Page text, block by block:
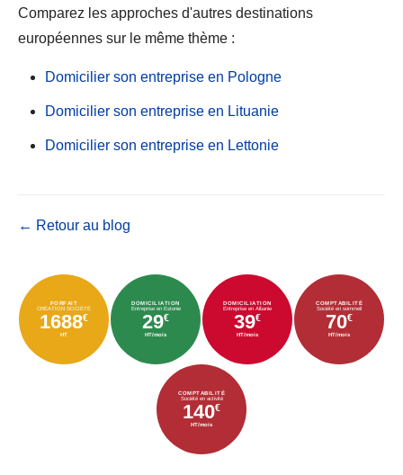
Comparez les approches d'autres destinations
européennes sur le même thème :
Domicilier son entreprise en Pologne
Domicilier son entreprise en Lituanie
Domicilier son entreprise en Lettonie
← Retour au blog
FORFAIT
CRÉATION SOCIÉTÉ
1688€
HT
DOMICILIATION
Entreprise en Estonie
29€
HT/mois
DOMICILIATION
Entreprise en Albanie
39€
HT/mois
COMPTABILITÉ
Société en sommeil
70€
HT/mois
COMPTABILITÉ
Société en activité
140€
HT/mois